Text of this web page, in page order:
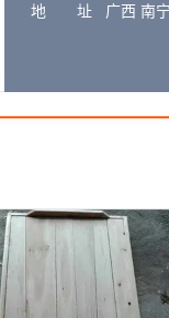
地 址
广西 南